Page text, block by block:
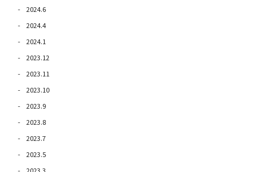
2024.6
2024.4
2024.1
2023.12
2023.11
2023.10
2023.9
2023.8
2023.7
2023.5